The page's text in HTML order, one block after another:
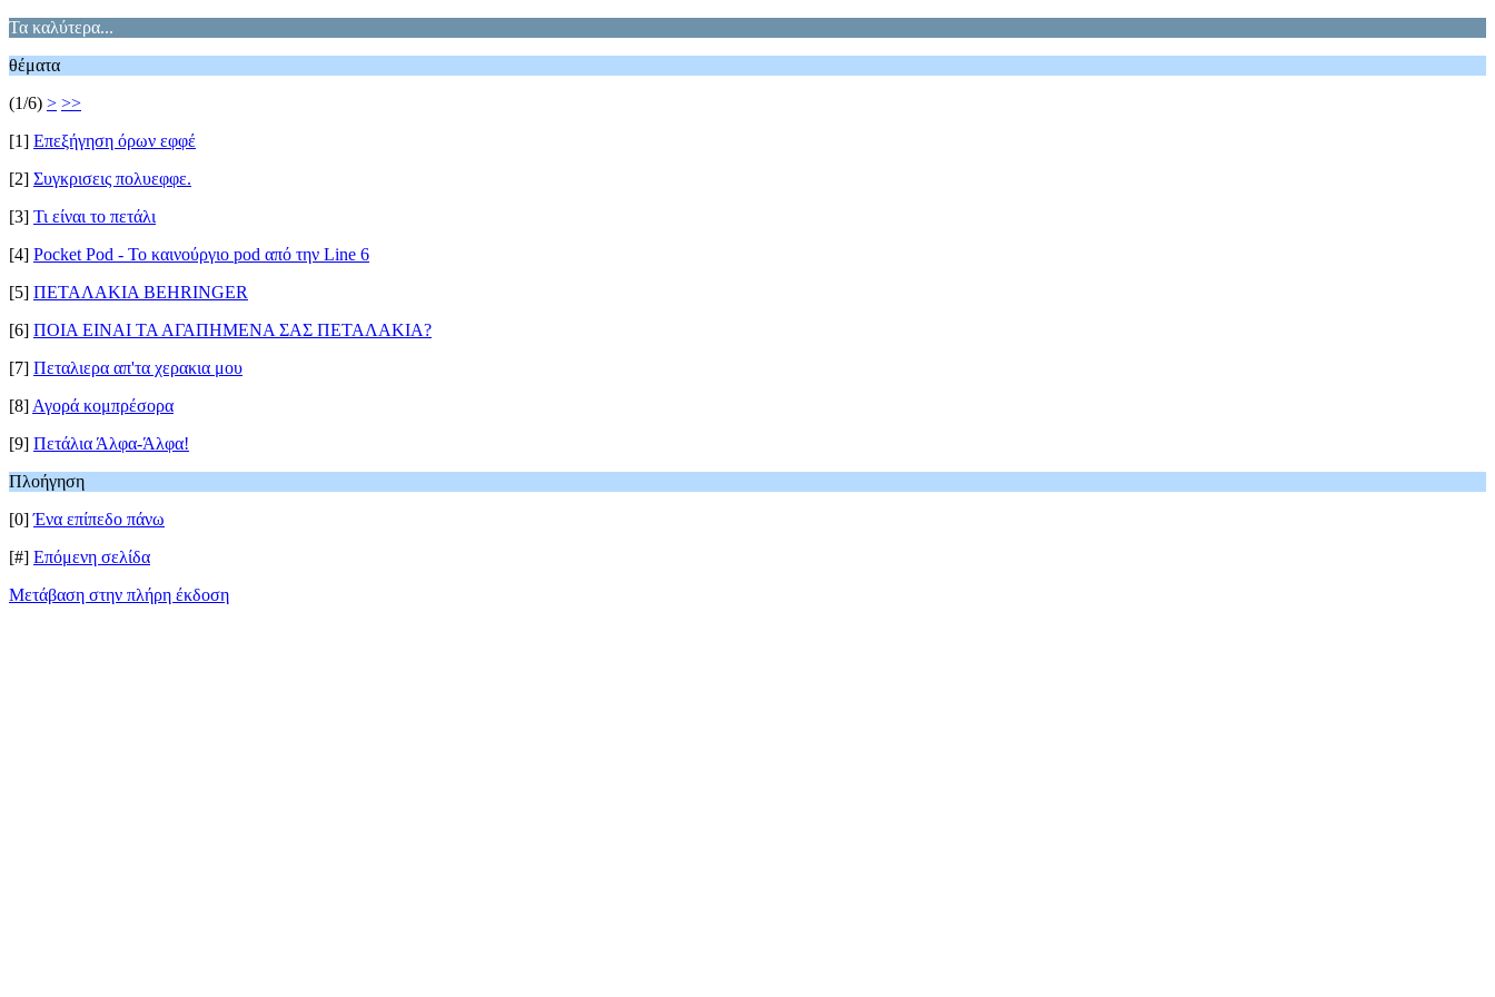
Τα καλύτερα...
θέματα
(1/6) > >>
[1] Eπεξήγηση όρων εφφέ
[2] Συγκρισεις πολυεφφε.
[3] Τι είναι το πετάλι
[4] Pocket Pod - To καινούργιο pod από την Line 6
[5] ΠΕΤΑΛΑΚΙΑ BEHRINGER
[6] ΠΟΙΑ ΕΙΝΑΙ ΤΑ ΑΓΑΠΗΜΕΝΑ ΣΑΣ ΠΕΤΑΛΑΚΙΑ?
[7] Πεταλιερα απ'τα χερακια μου
[8] Αγορά κομπρέσορα
[9] Πετάλια Άλφα-Άλφα!
Πλοήγηση
[0]Ένα επίπεδο πάνω
[#] Επόμενη σελίδα
Μετάβαση στην πλήρη έκδοση